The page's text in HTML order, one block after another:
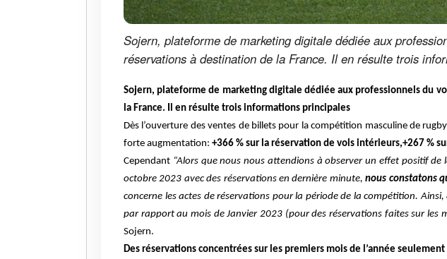
Sojern, plateforme de marketing digitale dédiée aux
réservations à destination de la France. Il en résulte trois
Sojern, plateforme de marketing digitale dédiée aux professionnels du
la France. Il en résulte trois informations principales
Dès l’ouverture des ventes de billets pour la compétition masculine de
forte augmentation: +366 % sur la réservation de vols intérieurs,+267 %
Cependant “Alors que nous nous attendions à observer un effet positif
octobre 2023 avec des réservations en dernière minute,nous constatons
concerne les actes de réservations pour la période de la compétition.
par rapport au mois de Janvier 2023 (pour des réservations faites sur les
Sojern.
Des réservations concentrées sur les premiers mois de l’année seulement